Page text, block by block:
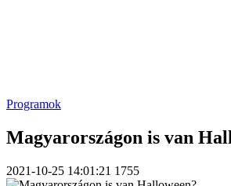
Programok
Magyarországon is van
2021-10-25 14:01:21 1755